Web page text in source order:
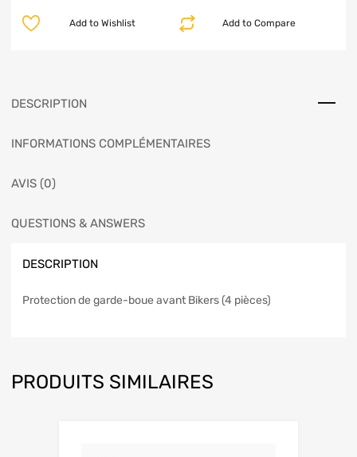
Add to Compare
Add to Wishlist
DESCRIPTION
INFORMATIONS COMPLÉMENTAIRES
AVIS (0)
QUESTIONS & ANSWERS
DESCRIPTION
Protection de garde-boue avant Bikers (4 pièces)
PRODUITS SIMILAIRES